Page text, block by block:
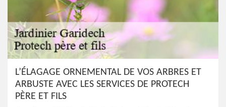
L’ÉLAGAGE ORNEMENTAL DE VOS ARBRES ET
ARBUSTE AVEC LES SERVICES DE PROTECH
PÈRE ET FILS